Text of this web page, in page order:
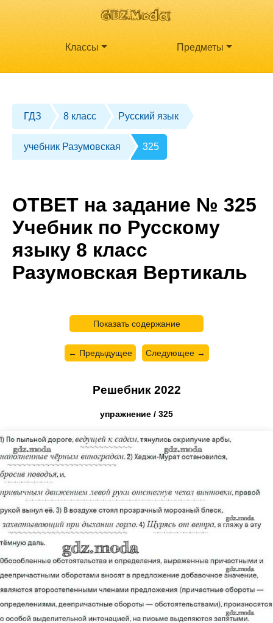
Классы Предметы
ГДЗ 8 класс Русский язык
учебник Разумовская 325
ОТВЕТ на задание № 325
Учебник по Русскому
языку 8 класс
Разумовская Вертикаль
Показать содержание
← Предыдущее Следующее →
Решебник 2022
упражнение / 325